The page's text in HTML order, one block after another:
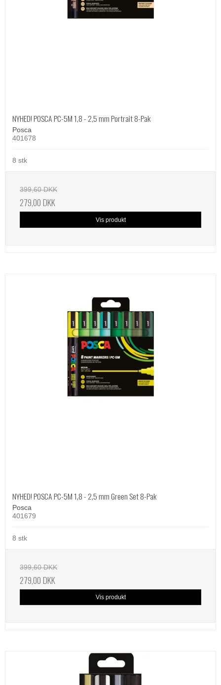
NYHED! POSCA PC-5M 1,8 - 2,5 mm Portrait 8-Pak
Posca
401678
8 stk
399,60 DKK
279,00 DKK
Vis produkt
NYHED! POSCA PC-5M 1,8 - 2,5 mm Green Set 8-Pak
Posca
401679
8 stk
399,60 DKK
279,00 DKK
Vis produkt